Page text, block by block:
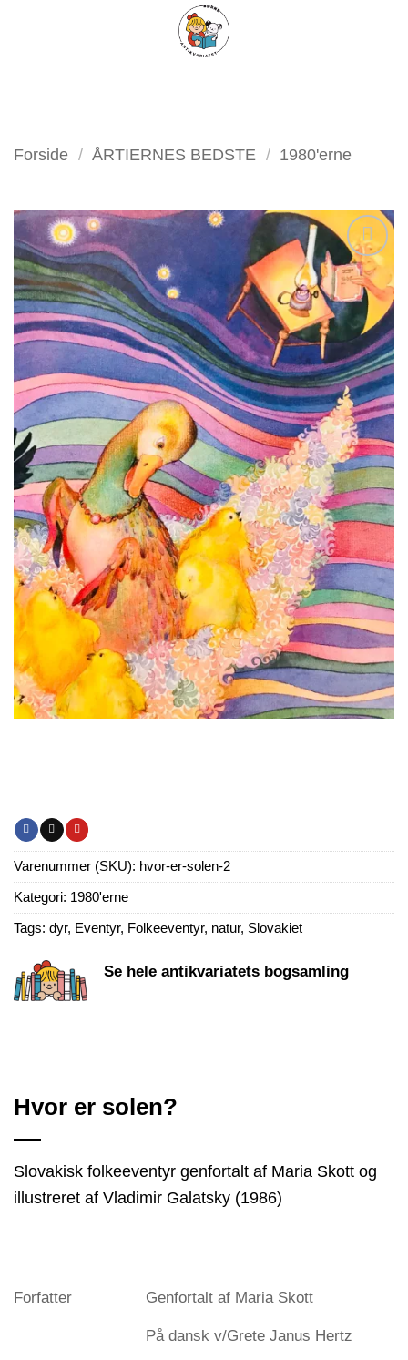
FILTER
Forside / ÅRTIERNES BEDSTE / 1980'erne
Tilføj
som
favorit
Varenummer (SKU): hvor-er-solen-2
Kategori: 1980'erne
Tags: dyr, Eventyr, Folkeeventyr, natur, Slovakiet
Se hele antikvariatets bogsamling
Hvor er solen?
Slovakisk folkeeventyr genfortalt af Maria Skott og
illustreret af Vladimir Galatsky (1986)
Forfatter Genfortalt af Maria Skott
På dansk v/Grete Janus Hertz